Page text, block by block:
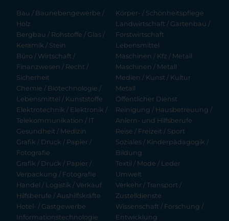
Bau / Baunebengewerbe /
Holz
Bergbau / Rohstoffe / Glas /
Keramik / Stein
Büro / Wirtschaft /
Finanzwesen / Recht /
Sicherheit
Chemie / Biotechnologie /
Lebensmittel / Kunststoffe
Elektrotechnik / Elektronik /
Telekommunikation / IT
Gesundheit / Medizin
Grafik / Druck / Papier /
Fotografie
Grafik / Druck / Papier /
Verpackung / Fotografie
Handel / Logistik / Verkauf
Hilfsberufe / Aushilfskräfte
Hotel- / Gastgewerbe
Informationstechnologie
Körper- / Schönheitspflege
Landwirtschaft / Gartenbau /
Forstwirtschaft
Lebensmittel
Maschinen / Kfz / Metall
Maschinen / Metall
Medien / Kunst / Kultur
Metall
Öffentlicher Dienst
Reinigung / Hausbetreuung /
Anlern- und Hilfsberufe
Reise / Freizeit / Sport
Soziales / Kinderpädagogik /
Bildung
Textil / Mode / Leder
Umwelt
Verkehr / Transport /
Zustelldienste
Wissenschaft / Forschung /
Entwicklung